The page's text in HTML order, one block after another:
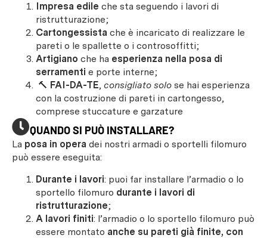
Impresa edile che sta seguendo i lavori di
ristrutturazione;
Cartongessista che è incaricato di realizzare le
pareti o le spallette o i controsoffitti;
Artigiano che ha esperienza nella posa di
serramenti e porte interne;
🔨 FAI-DA-TE, consigliato solo se hai esperienza
con la costruzione di pareti in cartongesso,
comprese stuccature e garzature
QUANDO SI PUÒ INSTALLARE?
La posa in opera dei nostri armadi o sportelli filomuro
può essere eseguita:
Durante i lavori: puoi far installare l’armadio o lo
sportello filomuro durante i lavori di
ristrutturazione;
A lavori finiti: l’armadio o lo sportello filomuro può
essere montato anche su pareti già finite, con